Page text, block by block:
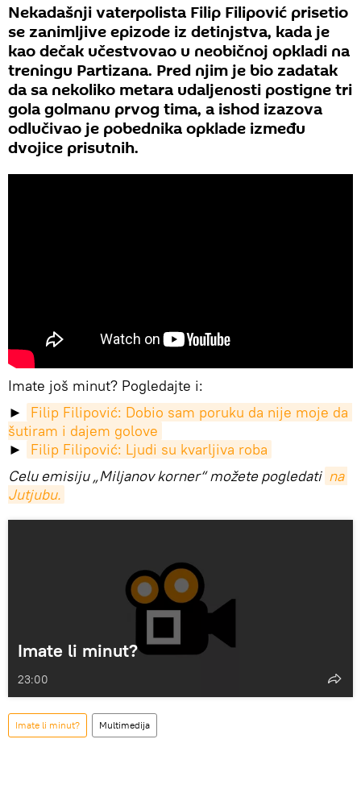
Nekadašnji vaterpolista Filip Filipović prisetio
se zanimljive epizode iz detinjstva, kada je
kao dečak učestvovao u neobičnoj opkladi na
treningu Partizana. Pred njim je bio zadatak
da sa nekoliko metara udaljenosti postigne tri
gola golmanu prvog tima, a ishod izazova
odlučivao je pobednika opklade između
dvojice prisutnih.
Imate još minut? Pogledajte i:
►
Filip Filipović: Dobio sam poruku da nije moje da
šutiram i dajem golove
►
Filip Filipović: Ljudi su kvarljiva roba
Celu emisiju „Miljanov korner“ možete pogledati na
Jutjubu.
Imate li minut?
23:00
Imate li minut? Multimedija